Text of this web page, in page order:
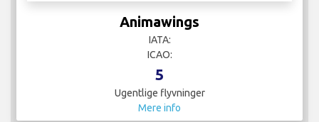
Animawings
IATA:
ICAO:
5
Ugentlige flyvninger
Mere info